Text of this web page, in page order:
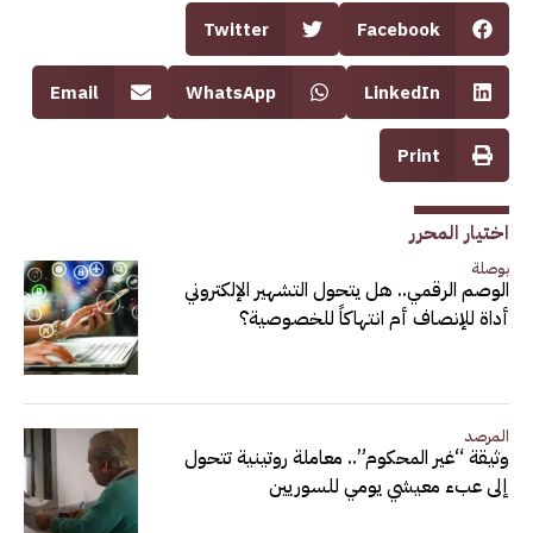
Facebook
Twitter
LinkedIn
WhatsApp
Email
Print
اختيار المحرر
بوصلة
الوصم الرقمي.. هل يتحول التشهير الإلكتروني
أداة للإنصاف أم انتهاكاً للخصوصية؟
المرصد
وثيقة “غير المحكوم”.. معاملة روتينية تتحول
إلى عبء معيشي يومي للسوريين